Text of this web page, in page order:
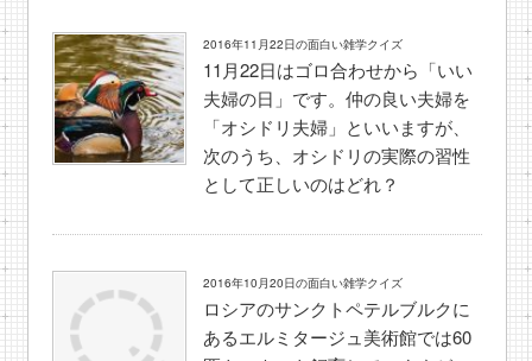
2016年11月22日の面白い雑学クイズ
11月22日はゴロ合わせから「いい
夫婦の日」です。仲の良い夫婦を
「オシドリ夫婦」といいますが、
次のうち、オシドリの実際の習性
として正しいのはどれ？
2016年10月20日の面白い雑学クイズ
ロシアのサンクトペテルブルクに
あるエルミタージュ美術館では60